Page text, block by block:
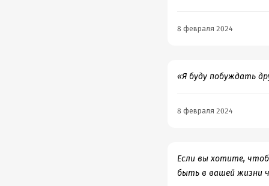
8 февраля 2024
«Я буду побуждать
8 февраля 2024
Если вы хотите,
быть в вашей жизни